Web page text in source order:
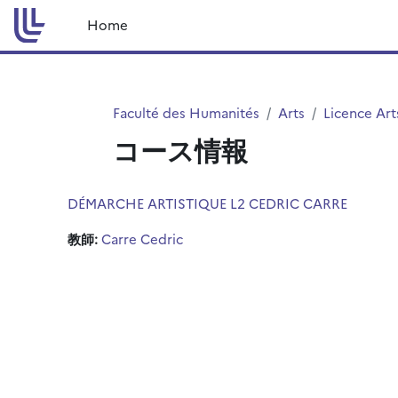
メインコンテンツへスキップする
Home
Faculté des Humanités Arts Licence
コース情報
DÉMARCHE ARTISTIQUE L2 CEDRIC CARRE
教師:Carre Cedric